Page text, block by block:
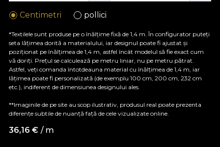
Centimetri pollici
*Textilele sunt produse pe o înălțime fixă de 1,4 m. În configurator puteți
seta lățimea dorită a materialului, iar designul poate fi ajustat și
poziționat pe înălțimea de 1,4 m, astfel încât modelul să fie exact cum
vă doriți. Prețul se calculează pe metru liniar, nu pe metru pătrat.
Astfel, veți comanda întotdeauna material cu înălțimea de 1,4 m, iar
lățimea poate fi personalizată (de exemplu 100 cm, 200 cm, 232 cm
etc.), indiferent de dimensiunea designului ales.
**Imaginile de pe site au scop ilustrativ, produsul real poate prezenta
diferențe subtile de nuanță față de cele vizualizate online.
36,16 € / m